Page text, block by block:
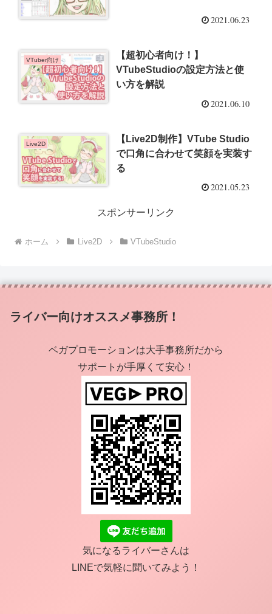
2021.06.23
VTuber向け
【超初心者向け！】
VTubeStudioの設定方法と使
い方を解説
2021.06.10
Live2D
【Live2D制作】VTube Studio
で口角に合わせて笑顔を実装す
る
2021.05.23
スポンサーリンク
ホーム Live2D VTubeStudio
ライバー向けオススメ事務所！
ベガプロモーションは大手事務所だから
サポートが手厚くて安心！
気になるライバーさんは
LINEで気軽に聞いてみよう！